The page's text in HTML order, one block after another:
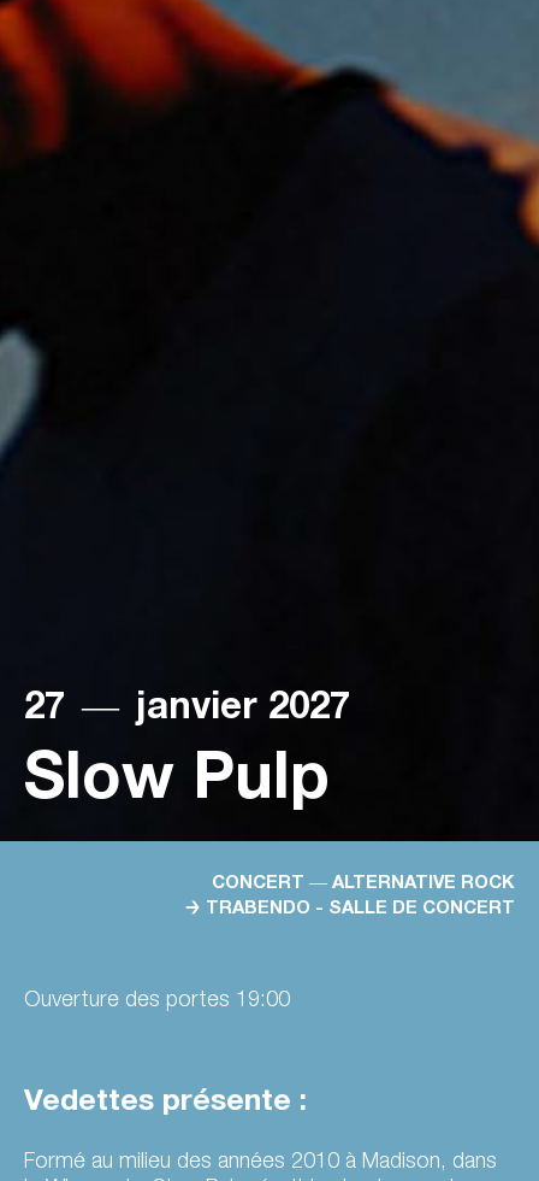
Vedettes présente :
Formé au milieu des années 2010 à Madison, dans
27 ― janvier 2027
Slow Pulp
CONCERT ― ALTERNATIVE ROCK
→ TRABENDO - SALLE DE CONCERT
Ouverture des portes 19:00